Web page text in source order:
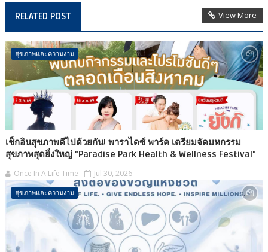
RELATED POST View More
สุขภาพและความงาม
เช็กอินสุขภาพดีไปด้วยกัน! พาราไดซ์ พาร์ค เตรียมจัดมหกรรม
สุขภาพสุดยิ่งใหญ่ "Paradise Park Health & Wellness Festival"
Once In A Life Time Jul 30, 2026
สุขภาพและความงาม